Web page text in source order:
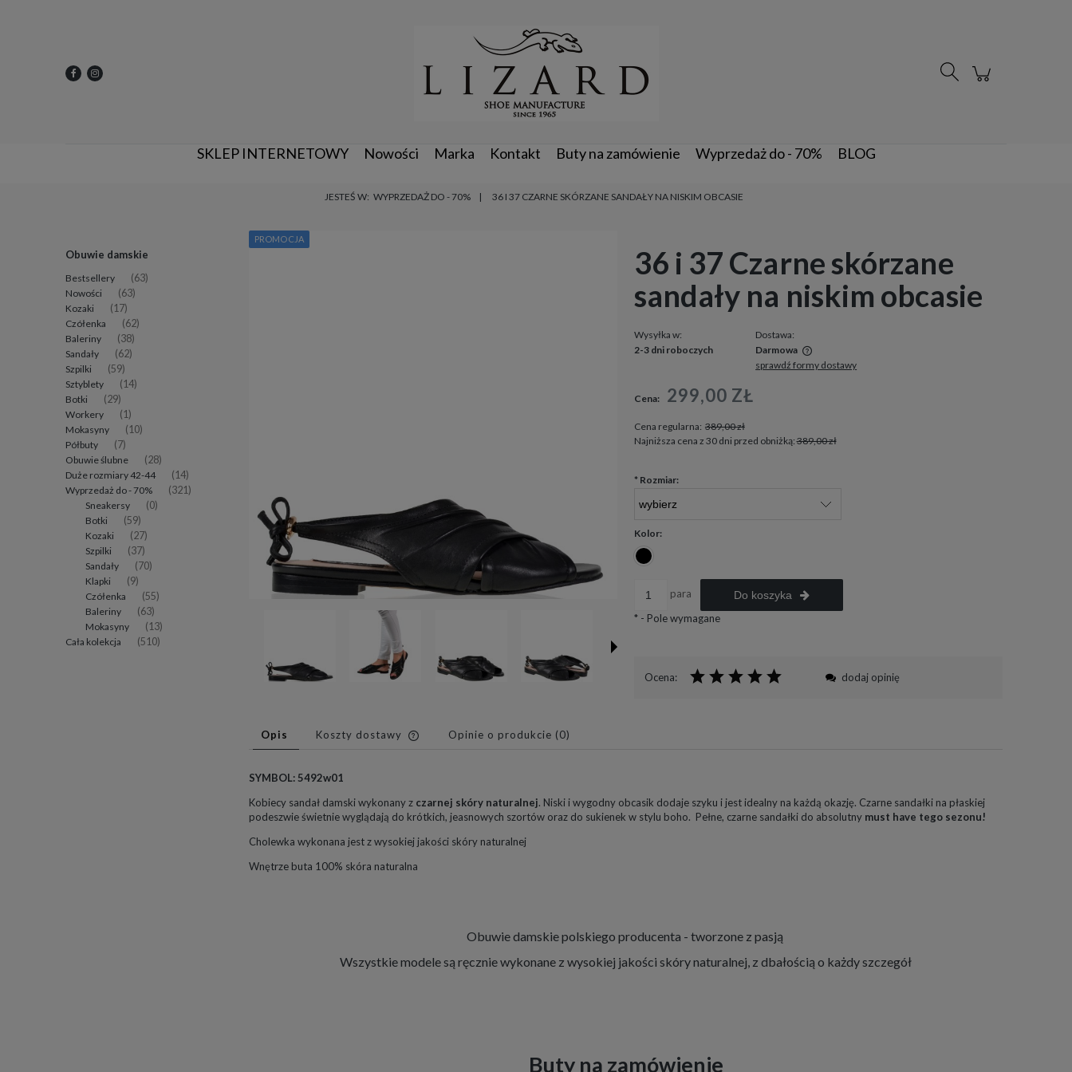
SKLEP INTERNETOWY Nowości Marka Kontakt Buty na zamówienie Wyprzedaż do - 70% BLOG
JESTEŚ W: WYPRZEDAŻ DO - 70% 36 I 37 CZARNE SKÓRZANE SANDAŁY NA NISKIM OBCASIE
Obuwie damskie
Bestsellery
(63)
Nowości
(63)
Kozaki
(17)
Czółenka
(62)
Baleriny
(38)
Sandały
(62)
Szpilki
(59)
Sztyblety
(14)
Botki
(29)
Workery
(1)
Mokasyny
(10)
Półbuty
(7)
Obuwie ślubne
(28)
Duże rozmiary 42-44
(14)
Wyprzedaż do - 70%
(321)
Sneakersy
(0)
Botki
(59)
Kozaki
(27)
Szpilki
(37)
Sandały
(70)
Klapki
(9)
Czółenka
(55)
Baleriny
(63)
Mokasyny
(13)
Cała kolekcja
(510)
PROMOCJA
36 i 37 Czarne skórzane
sandały na niskim obcasie
Wysyłka w:
2-3 dni roboczych
Dostawa:
Darmowa
płatności
sprawdź formy dostawy
Cena: 299,00 ZŁ
Cena regularna: 389,00 zł
Najniższa cena z 30 dni przed obniżką:389,00 zł
* Rozmiar:
Kolor:
para
Do koszyka
*- Pole wymagane
Ocena: dodaj opinię
Opis Koszty dostawy Opinie o produkcie (0)
SYMBOL: 5492w01
Kobiecy sandał damski wykonany z czarnej skóry naturalnej. Niski i wygodny obcasik dodaje szyku i jest idealny na każdą okazję. Czarne sandałki na płaskiej
podeszwie świetnie wyglądają do krótkich, jeasnowych szortów oraz do sukienek w stylu boho. Pełne, czarne sandałki do absolutny must have tego sezonu!
Cholewka wykonana jest z wysokiej jakości skóry naturalnej
Wnętrze buta 100% skóra naturalna
Obuwie damskie polskiego producenta - tworzone z pasją
Wszystkie modele są ręcznie wykonane z wysokiej jakości skóry naturalnej, z dbałością o każdy szczegół
Buty na zamówienie